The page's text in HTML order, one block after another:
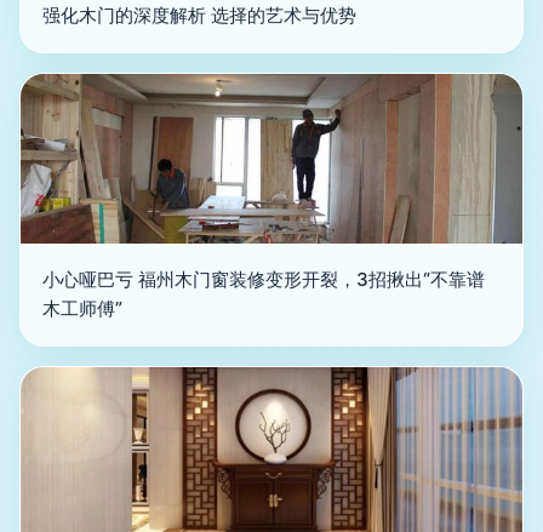
强化木门的深度解析 选择的艺术与优势
小心哑巴亏 福州木门窗装修变形开裂，3招揪出“不靠谱
木工师傅”